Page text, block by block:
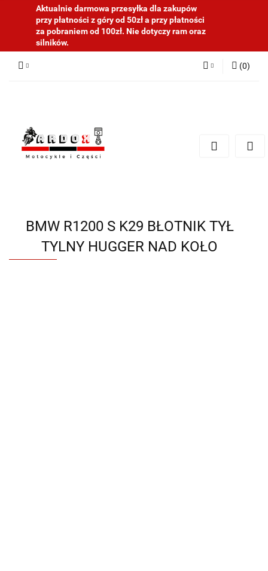
Aktualnie darmowa przesyłka dla zakupów
przy płatności z góry od 50zł a przy płatności
za pobraniem od 100zł. Nie dotyczy ram oraz
silników.
(0)
BMW R1200 S K29 BŁOTNIK TYŁ
TYLNY HUGGER NAD KOŁO